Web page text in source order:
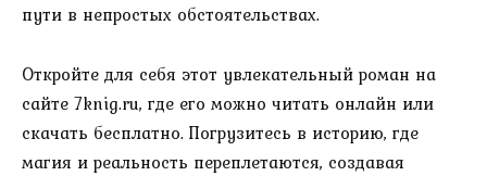
пути в непростых обстоятельствах.
Откройте для себя этот увлекательный роман на
сайте 7knig.ru, где его можно читать онлайн или
скачать бесплатно. Погрузитесь в историю, где
магия и реальность переплетаются, создавая